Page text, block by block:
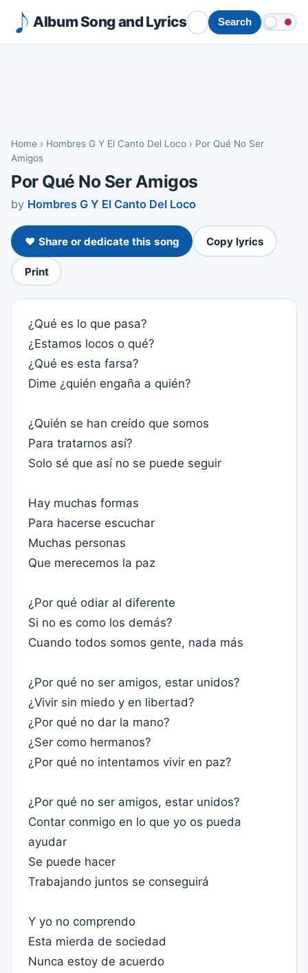
Album Song and Lyrics Search
Home › Hombres G Y El Canto Del Loco › Por Qué No Ser
Amigos
Por Qué No Ser Amigos
by Hombres G Y El Canto Del Loco
❤️ Share or dedicate this song Copy lyrics
Print
¿Qué es lo que pasa?
¿Estamos locos o qué?
¿Qué es esta farsa?
Dime ¿quién engaña a quién?
¿Quién se han creído que somos
Para tratarnos así?
Solo sé que así no se puede seguir
Hay muchas formas
Para hacerse escuchar
Muchas personas
Que merecemos la paz
¿Por qué odiar al diferente
Si no es como los demás?
Cuando todos somos gente, nada más
¿Por qué no ser amigos, estar unidos?
¿Vivir sin miedo y en libertad?
¿Por qué no dar la mano?
¿Ser como hermanos?
¿Por qué no intentamos vivir en paz?
¿Por qué no ser amigos, estar unidos?
Contar conmigo en lo que yo os pueda
ayudar
Se puede hacer
Trabajando juntos se conseguirá
Y yo no comprendo
Esta mierda de sociedad
Nunca estoy de acuerdo